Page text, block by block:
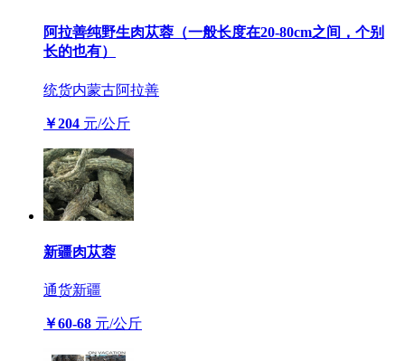
阿拉善纯野生肉苁蓉（一般长度在20-80cm之间，个别
长的也有）
统货内蒙古阿拉善
￥204 元/公斤
新疆肉苁蓉
通货新疆
￥60-68 元/公斤